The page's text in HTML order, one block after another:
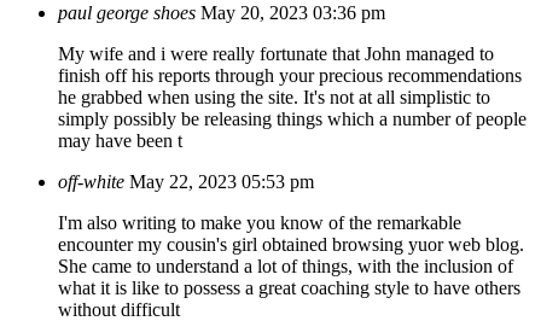
paul george shoes May 20, 2023 03:36 pm
My wife and i were really fortunate that John managed to
finish off his reports through your precious recommendations
he grabbed when using the site. It's not at all simplistic to
simply possibly be releasing things which a number of people
may have been t
off-white May 22, 2023 05:53 pm
I'm also writing to make you know of the remarkable
encounter my cousin's girl obtained browsing yuor web blog.
She came to understand a lot of things, with the inclusion of
what it is like to possess a great coaching style to have others
without difficult